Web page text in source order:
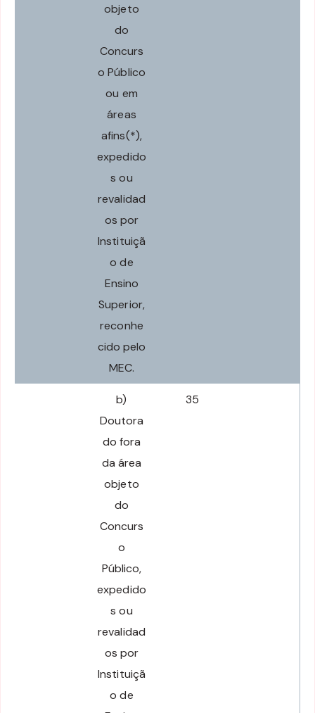
objeto
do
Concurs
o Público
ou em
áreas
afins(*),
expedido
s ou
revalidad
os por
Instituiçã
o de
Ensino
Superior,
reconhe
cido pelo
MEC.
b)
Doutora
do fora
da área
objeto
do
Concurs
o
Público,
expedido
s ou
revalidad
os por
Instituiçã
o de
35